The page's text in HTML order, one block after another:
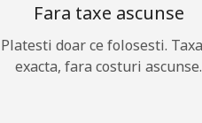
Fara taxe ascunse
Platesti doar ce folosesti.
exacta, fara costuri ascunse.